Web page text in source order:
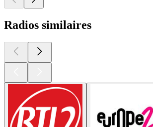
Radios similaires